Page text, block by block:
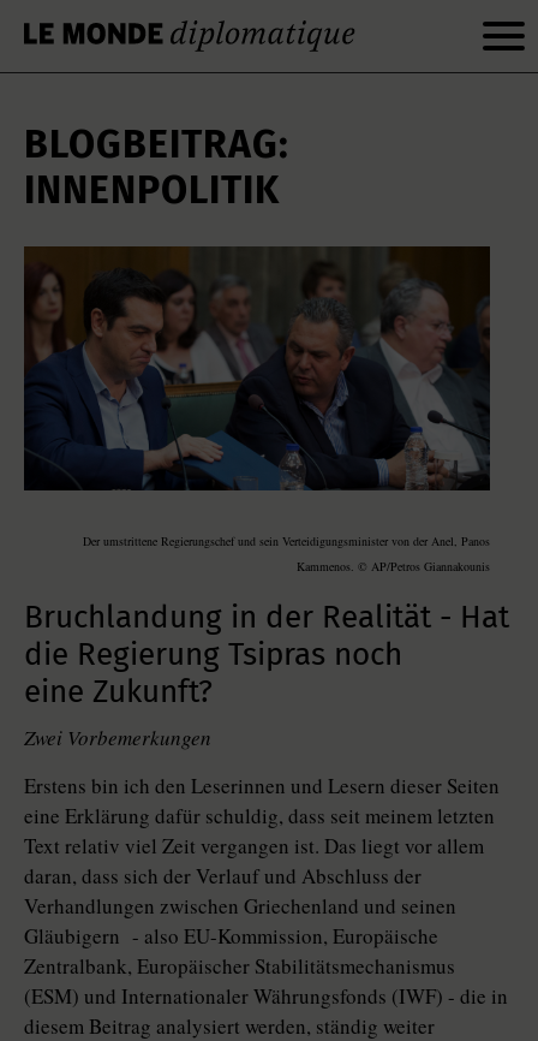
BLOGBEITRAG:
INNENPOLITIK
Der umstrittene Regierungschef und sein Verteidigungsminister von der Anel, Panos
Kammenos. © AP/Petros Giannakounis
Bruchlandung in der Realität - Hat
die Regierung Tsipras noch
eine Zukunft?
Zwei Vorbemerkungen
Erstens bin ich den Leserinnen und Lesern dieser Seiten
eine Erklärung dafür schuldig, dass seit meinem letzten
Text relativ viel Zeit vergangen ist. Das liegt vor allem
daran, dass sich der Verlauf und Abschluss der
Verhandlungen zwischen Griechenland und seinen
Gläubigern - also EU-Kommission, Europäische
Zentralbank, Europäischer Stabilitätsmechanismus
(ESM) und Internationaler Währungsfonds (IWF) - die in
diesem Beitrag analysiert werden, ständig weiter